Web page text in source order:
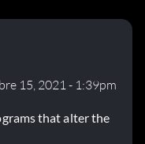
15, 2021 - 1:39pm
that alter the